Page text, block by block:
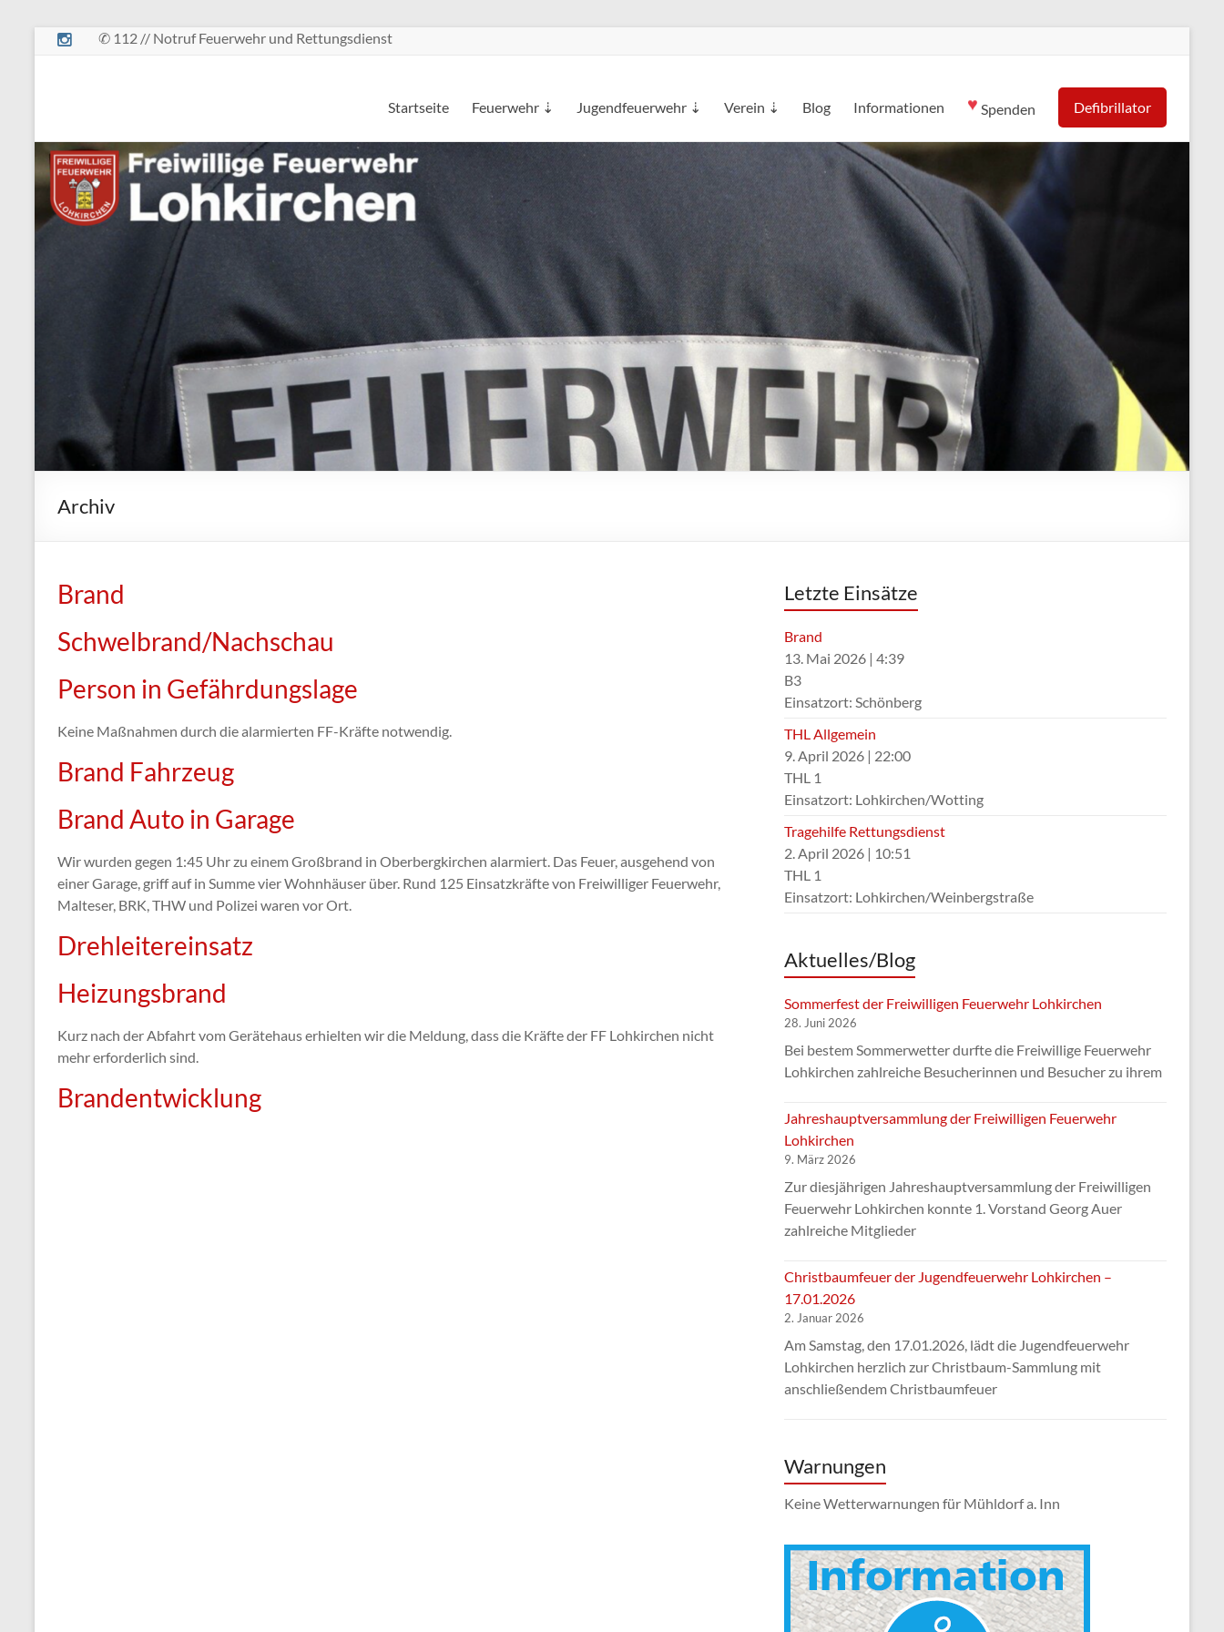
Zum
✆ 112 // Notruf Feuerwehr und Rettungsdienst
Lohkirchen
retten
–
Startseite Feuerwehr ⇣ Jugendfeuerwehr ⇣ Verein ⇣ Blog Informationen ♥ Spenden Defibrillator
Archiv
Brand
Schwelbrand/Nachschau
Person in Gefährdungslage
Keine Maßnahmen durch die alarmierten FF-Kräfte notwendig.
Brand Fahrzeug
Brand Auto in Garage
Wir wurden gegen 1:45 Uhr zu einem Großbrand in Oberbergkirchen alarmiert. Das Feuer, ausgehend von
einer Garage, griff auf in Summe vier Wohnhäuser über. Rund 125 Einsatzkräfte von Freiwilliger Feuerwehr,
Malteser, BRK, THW und Polizei waren vor Ort.
Drehleitereinsatz
Heizungsbrand
Kurz nach der Abfahrt vom Gerätehaus erhielten wir die Meldung, dass die Kräfte der FF Lohkirchen nicht
mehr erforderlich sind.
Brandentwicklung
Letzte Einsätze
Brand
13. Mai 2026 | 4:39
B3
Einsatzort: Schönberg
THL Allgemein
9. April 2026 | 22:00
THL 1
Einsatzort: Lohkirchen/Wotting
Tragehilfe Rettungsdienst
2. April 2026 | 10:51
THL 1
Einsatzort: Lohkirchen/Weinbergstraße
Aktuelles/Blog
Sommerfest der Freiwilligen Feuerwehr Lohkirchen
28. Juni 2026
Bei bestem Sommerwetter durfte die Freiwillige Feuerwehr
Lohkirchen zahlreiche Besucherinnen und Besucher zu ihrem
Jahreshauptversammlung der Freiwilligen Feuerwehr
Lohkirchen
9. März 2026
Zur diesjährigen Jahreshauptversammlung der Freiwilligen
Feuerwehr Lohkirchen konnte 1. Vorstand Georg Auer
zahlreiche Mitglieder
Christbaumfeuer der Jugendfeuerwehr Lohkirchen –
17.01.2026
2. Januar 2026
Am Samstag, den 17.01.2026, lädt die Jugendfeuerwehr
Lohkirchen herzlich zur Christbaum-Sammlung mit
anschließendem Christbaumfeuer
Warnungen
Keine Wetterwarnungen für Mühldorf a. Inn